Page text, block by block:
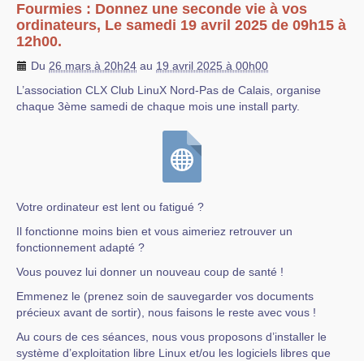
Fourmies : Donnez une seconde vie à vos
ordinateurs, Le samedi 19 avril 2025 de 09h15 à
12h00.
Du 26 mars à 20h24 au 19 avril 2025 à 00h00
L’association CLX Club LinuX Nord-Pas de Calais, organise
chaque 3ème samedi de chaque mois une install party.
Votre ordinateur est lent ou fatigué ?
Il fonctionne moins bien et vous aimeriez retrouver un
fonctionnement adapté ?
Vous pouvez lui donner un nouveau coup de santé !
Emmenez le (prenez soin de sauvegarder vos documents
précieux avant de sortir), nous faisons le reste avec vous !
Au cours de ces séances, nous vous proposons d’installer le
système d’exploitation libre Linux et/ou les logiciels libres que